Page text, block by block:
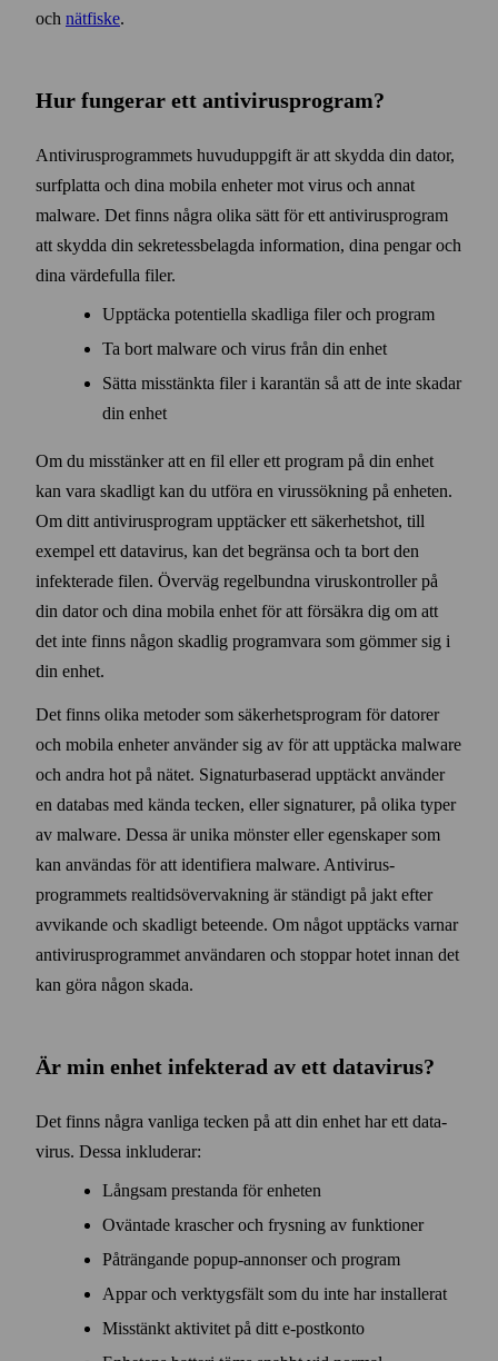
och nät­fiske.
Hur fungerar ett anti­virus­program?
Anti­virus­programmets huvud­uppgift är att skydda din dator,
surf­platta och dina mobila enheter mot virus och annat
malware. Det finns några olika sätt för ett anti­virus­program
att skydda din sekretess­belagda information, dina pengar och
dina värde­fulla filer.
Upptäcka potentiella skadliga filer och program
Ta bort malware och virus från din enhet
Sätta miss­tänkta filer i karantän så att de inte skadar
din enhet
Om du miss­tänker att en fil eller ett program på din enhet
kan vara skadligt kan du utföra en virus­sökning på enheten.
Om ditt anti­virus­program upptäcker ett säkerhets­hot, till
exempel ett data­virus, kan det begränsa och ta bort den
infekterade filen. Överväg regel­bundna virus­kontroller på
din dator och dina mobila enhet för att försäkra dig om att
det inte finns någon skadlig program­vara som gömmer sig i
din enhet.
Det finns olika metoder som säkerhets­program för datorer
och mobila enheter använder sig av för att upptäcka malware
och andra hot på nätet. Signatur­baserad upptäckt använder
en data­bas med kända tecken, eller signaturer, på olika typer
av malware. Dessa är unika mönster eller egenskaper som
kan användas för att identifiera malware. Anti­virus­
programmets real­tids­över­vakning är ständigt på jakt efter
avvikande och skadligt beteende. Om något upptäcks varnar
anti­virus­programmet användaren och stoppar hotet innan det
kan göra någon skada.
Är min enhet infekterad av ett data­virus?
Det finns några vanliga tecken på att din enhet har ett data­
virus. Dessa inkluderar:
Långsam prestanda för enheten
Oväntade krascher och frysning av funktioner
Påträngande popup‑annonser och program
Appar och verktygsfält som du inte har installerat
Miss­tänkt aktivitet på ditt e‑postkonto